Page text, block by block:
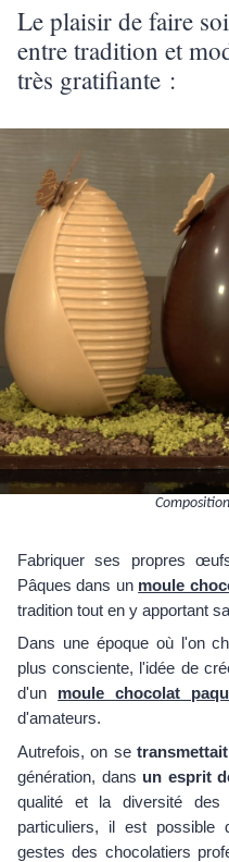
Le plaisir de faire
entre tradition et
très gratifiante :
Fabriquer ses propres
Pâques dans un moule
tradition tout en y apportant
Dans une époque où l'on
plus consciente, l'idée de
d'un moule chocolat
d'amateurs.
Autrefois, on se
génération, dans un esprit
qualité et la diversité des
particuliers, il est possible
gestes des chocolatiers